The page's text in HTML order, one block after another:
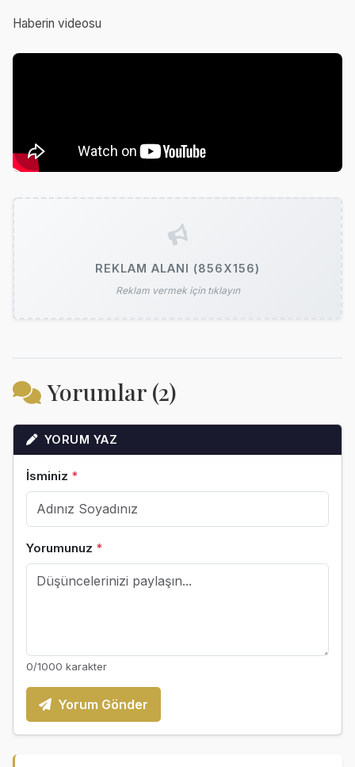
Haberin videosu
REKLAM ALANI (856X156)
Reklam vermek için tıklayın
Yorumlar (2)
YORUM YAZ
İsminiz *
Yorumunuz *
0/1000 karakter
Yorum Gönder